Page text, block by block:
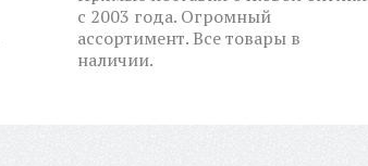
с 2003 года. Огромный
ассортимент. Все товары в
наличии.